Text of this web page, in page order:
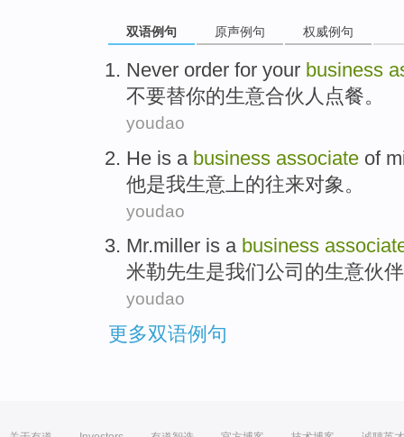
双语例句 原声例句 权威例句
Never order for your business
不要替你的生意合伙人点餐。
youdao
He is a business associate of
他是我生意 上的往来对象。
youdao
Mr.miller is a business
米勒先生是我们公司 的生意伙伴
youdao
更多双语例句